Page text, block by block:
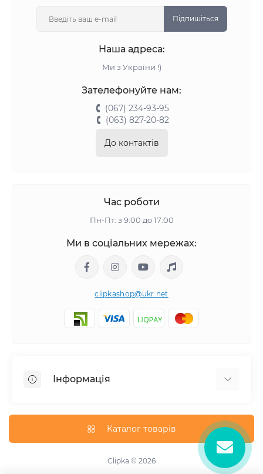
Підпишіться
Наша адреса:
Ми з України !)
Зателефонуйте нам:
(067) 234-93-95
(063) 827-20-82
До контактів
Час роботи
Пн-Пт: з 9:00 до 17:00
Ми в соціальних мережах:
clipkashop@ukr.net
Інформація
Контакти
Каталог товарів
Clipka © 2026